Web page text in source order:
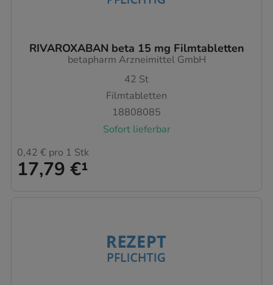
RIVAROXABAN beta 15 mg Filmtabletten
betapharm Arzneimittel GmbH
42 St
Filmtabletten
18808085
Sofort lieferbar
17,79 €¹
0,42 € pro 1 Stk